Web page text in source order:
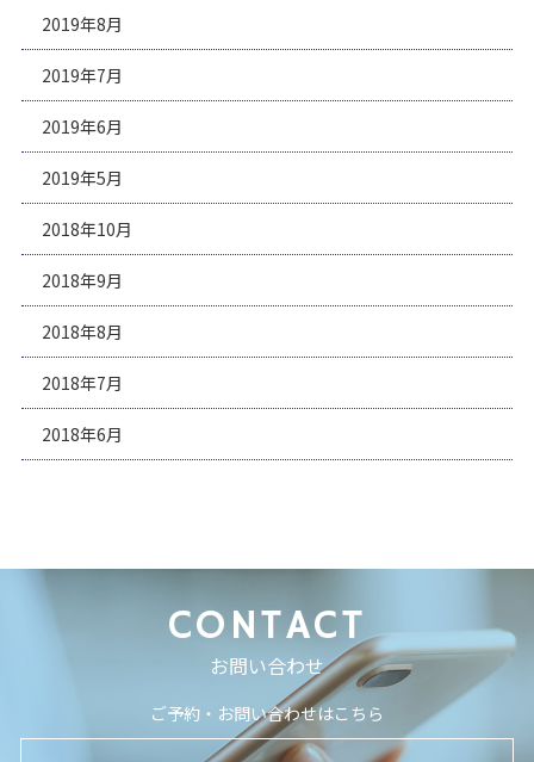
2019年8月
2019年7月
2019年6月
2019年5月
2018年10月
2018年9月
2018年8月
2018年7月
2018年6月
CONTACT
お問い合わせ
ご予約・お問い合わせはこちら